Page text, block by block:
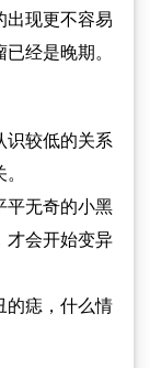
出现更不容易
经是晚期。
识较低的关系
平无奇的小黑
才会开始变异
的痣，什么情